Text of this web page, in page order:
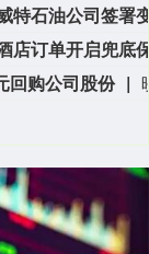
回购公司股份